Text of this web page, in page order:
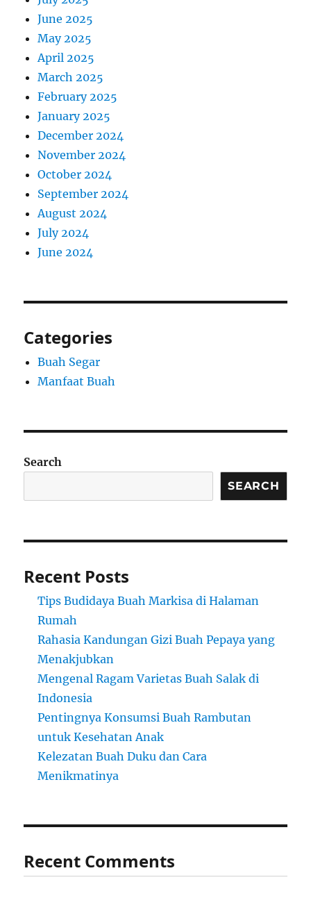
June 2025
May 2025
April 2025
March 2025
February 2025
January 2025
December 2024
November 2024
October 2024
September 2024
August 2024
July 2024
June 2024
Categories
Buah Segar
Manfaat Buah
Search
SEARCH
Recent Posts
Tips Budidaya Buah Markisa di Halaman
Rumah
Rahasia Kandungan Gizi Buah Pepaya yang
Menakjubkan
Mengenal Ragam Varietas Buah Salak di
Indonesia
Pentingnya Konsumsi Buah Rambutan
untuk Kesehatan Anak
Kelezatan Buah Duku dan Cara
Menikmatinya
Recent Comments